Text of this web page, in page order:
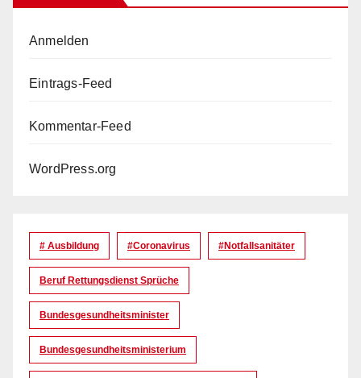
Anmelden
Eintrags-Feed
Kommentar-Feed
WordPress.org
# Ausbildung #coronavirus #Notfallsanitäter
Beruf Rettungsdienst Sprüche
Bundesgesundheitsminister
Bundesgesundheitsministerium